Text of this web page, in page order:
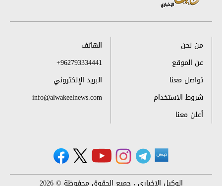
من نحن
عن الموقع
تواصل معنا
شروط الاستخدام
أعلن معنا
الهاتف
+962793334441
البريد الإلكتروني
info@alwakeelnews.com
الوكيل الإخباري ، جميع الحقوق محفوظة © 2026